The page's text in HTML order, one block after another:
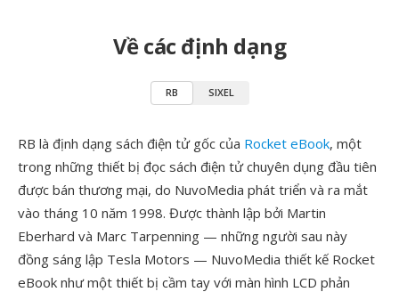
Về các định dạng
RB SIXEL
RB là định dạng sách điện tử gốc của Rocket eBook, một
trong những thiết bị đọc sách điện tử chuyên dụng đầu tiên
được bán thương mại, do NuvoMedia phát triển và ra mắt
vào tháng 10 năm 1998. Được thành lập bởi Martin
Eberhard và Marc Tarpenning — những người sau này
đồng sáng lập Tesla Motors — NuvoMedia thiết kế Rocket
eBook như một thiết bị cầm tay với màn hình LCD phản